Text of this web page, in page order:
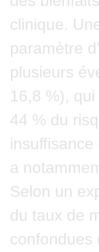
clinique.
paramètre
plusieurs
16,8 %),
44 % du
a
Selon un
du taux de
confondues